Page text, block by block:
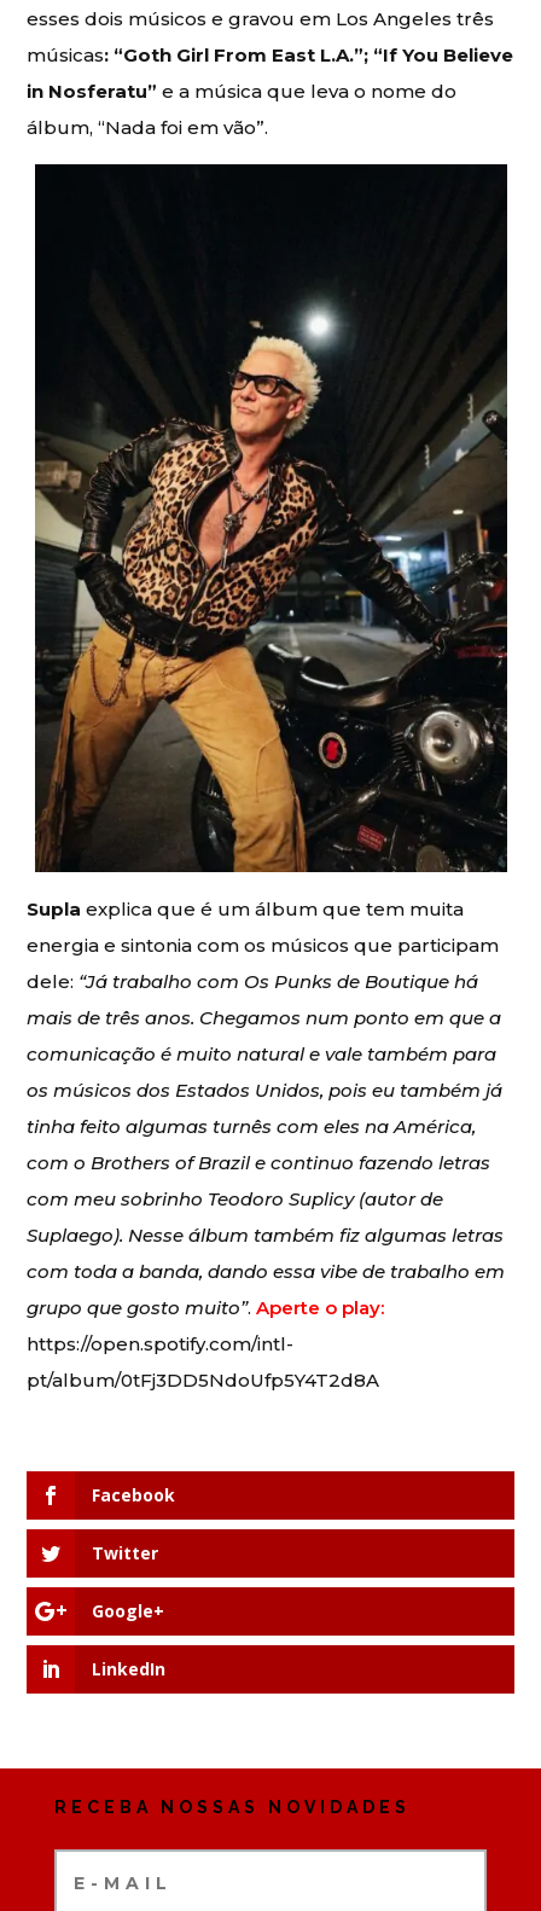
esses dois músicos e gravou em Los Angeles três
músicas: “Goth Girl From East L.A.”; “If You Believe
in Nosferatu” e a música que leva o nome do
álbum, “Nada foi em vão”.
Supla explica que é um álbum que tem muita
energia e sintonia com os músicos que participam
dele: “Já trabalho com Os Punks de Boutique há
mais de três anos. Chegamos num ponto em que a
comunicação é muito natural e vale também para
os músicos dos Estados Unidos, pois eu também já
tinha feito algumas turnês com eles na América,
com o Brothers of Brazil e continuo fazendo letras
com meu sobrinho Teodoro Suplicy (autor de
Suplaego). Nesse álbum também fiz algumas letras
com toda a banda, dando essa vibe de trabalho em
grupo que gosto muito”.Aperte o play:
https://open.spotify.com/intl-
pt/album/0tFj3DD5NdoUfp5Y4T2d8A
Facebook
Twitter
Google+
LinkedIn
RECEBA NOSSAS NOVIDADES